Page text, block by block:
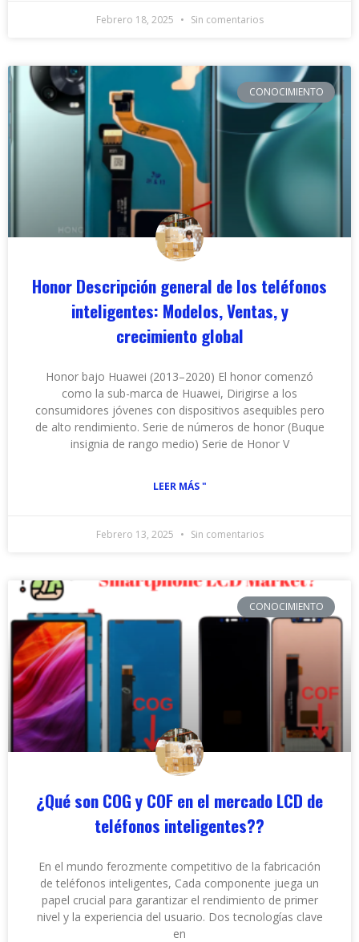
Febrero 18, 2025 Sin comentarios
CONOCIMIENTO
Honor Descripción general de los teléfonos
inteligentes: Modelos, Ventas, y
crecimiento global
Honor bajo Huawei (2013–2020) El honor comenzó
como la sub-marca de Huawei, Dirigirse a los
consumidores jóvenes con dispositivos asequibles pero
de alto rendimiento. Serie de números de honor (Buque
insignia de rango medio) Serie de Honor V
LEER MÁS "
Febrero 13, 2025 Sin comentarios
CONOCIMIENTO
¿Qué son COG y COF en el mercado LCD de
teléfonos inteligentes??
En el mundo ferozmente competitivo de la fabricación
de teléfonos inteligentes, Cada componente juega un
papel crucial para garantizar el rendimiento de primer
nivel y la experiencia del usuario. Dos tecnologías clave
en